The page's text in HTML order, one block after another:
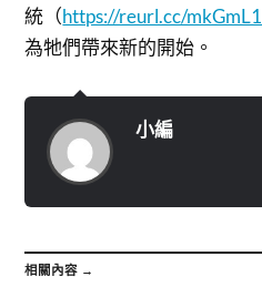
統（https://reurl.cc/mkGmL1
為牠們帶來新的開始。
小編
相關內容 →